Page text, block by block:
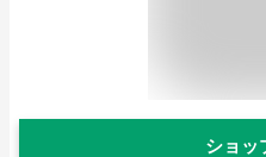
ショッ